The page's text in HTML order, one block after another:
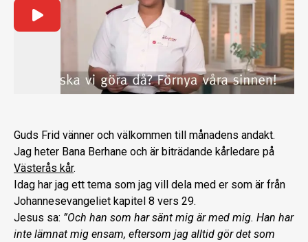
Guds Frid vänner och välkommen till månadens andakt.
Jag heter Bana Berhane och är biträdande kårledare på
Västerås kår.
Idag har jag ett tema som jag vill dela med er som är från
Johannesevangeliet kapitel 8 vers 29.
Jesus sa: ”Och han som har sänt mig är med mig. Han har
inte lämnat mig ensam, eftersom jag alltid gör det som